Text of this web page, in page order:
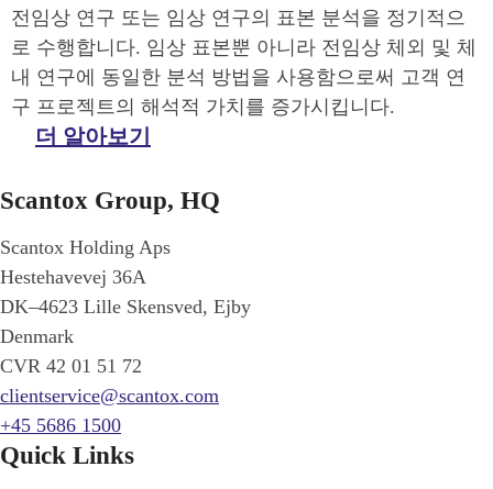
전임상 연구 또는 임상 연구의 표본 분석을 정기적으
로 수행합니다. 임상 표본뿐 아니라 전임상 체외 및 체
내 연구에 동일한 분석 방법을 사용함으로써 고객 연
구 프로젝트의 해석적 가치를 증가시킵니다.
더 알아보기
Scantox Group, HQ
Scantox Holding Aps
Hestehavevej 36A
DK–4623 Lille Skensved, Ejby
Denmark
CVR 42 01 51 72
clientservice@scantox.com
+45 5686 1500
Quick Links